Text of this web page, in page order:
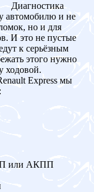
Диагностика
автомобилю и не
но и для
И это не пустые
к серьёзным
этого нужно
ходовой.
Express мы
или АКПП